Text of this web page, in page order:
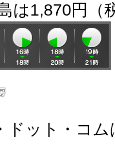
は1,870円（
ドット・コ